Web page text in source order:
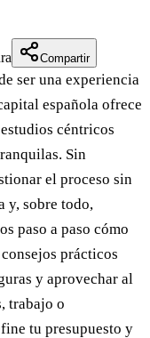
Compartir
ser una experiencia
española ofrece
céntricos
Sin
el proceso sin
y, sobre todo,
paso a paso cómo
prácticos
y aprovechar al
trabajo o
tu presupuesto y